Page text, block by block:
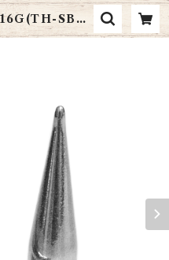
16G(TH-SB00
SS) | 4ages